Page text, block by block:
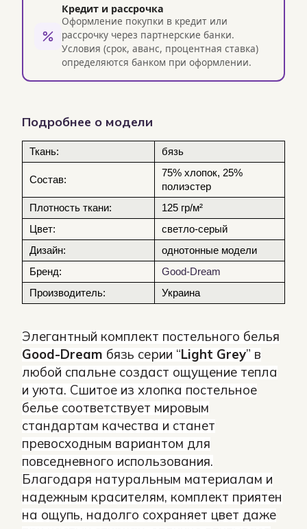
Кредит и рассрочка
Оформление покупки в кредит или
рассрочку через партнерские банки.
Условия (срок, аванс, процентная ставка)
определяются банком при оформлении.
Подробнее о модели
Ткань: бязь
Состав:
75% хлопок, 25%
полиэстер
Плотность ткани:
125 гр/м²
Цвет:
светло-серый
Дизайн:
однотонные модели
Бренд:
Good-Dream
Производитель: Украина
Элегантный комплект постельного белья
Good-Dream бязь серии “Light Grey” в
любой спальне создаст ощущение тепла
и уюта. Сшитое из хлопка постельное
белье соответствует мировым
стандартам качества и станет
превосходным вариантом для
повседневного использования.
Благодаря натуральным материалам и
надежным красителям, комплект приятен
на ощупь, надолго сохраняет цвет даже